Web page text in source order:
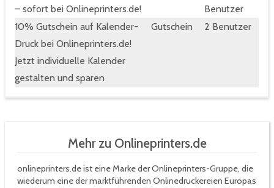
– sofort bei Onlineprinters.de!
Benutzer
10% Gutschein auf Kalender-
Druck bei Onlineprinters.de!
Jetzt individuelle Kalender
gestalten und sparen
Gutschein 2 Benutzer
Mehr zu Onlineprinters.de
onlineprinters.de ist eine Marke der Onlineprinters-Gruppe, die
wiederum eine der marktführenden Onlinedruckereien Europas